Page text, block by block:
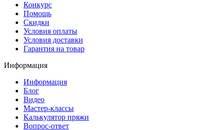
Конкурс
Помощь
Скидки
Условия оплаты
Условия доставки
Гарантия на товар
Информация
Информация
Блог
Видео
Мастер-классы
Калькулятор пряжи
Вопрос-ответ